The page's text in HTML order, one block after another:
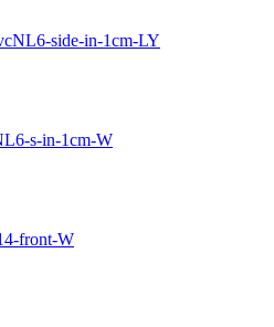
side-in-1cm-LY
s-in-1cm-W
front-W